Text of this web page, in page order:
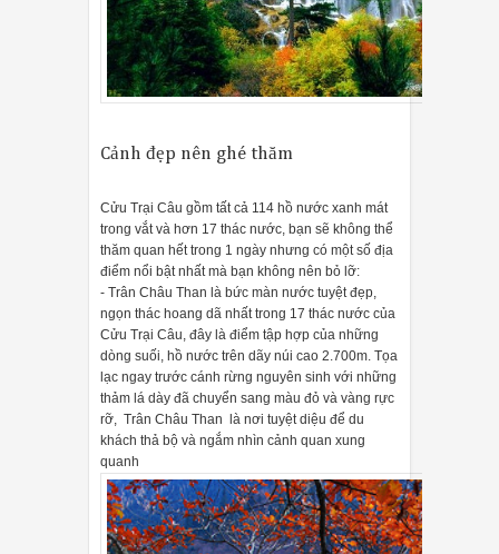
Cảnh đẹp nên ghé thăm
Cửu Trại Câu gồm tất cả 114 hồ nước xanh mát
trong vắt và hơn 17 thác nước, bạn sẽ không thể
thăm quan hết trong 1 ngày nhưng có một số địa
điểm nổi bật nhất mà bạn không nên bỏ lỡ:
- Trân Châu Than là bức màn nước tuyệt đẹp,
ngọn thác hoang dã nhất trong 17 thác nước của
Cửu Trại Câu, đây là điểm tập hợp của những
dòng suối, hồ nước trên dãy núi cao 2.700m. Tọa
lạc ngay trước cánh rừng nguyên sinh với những
thảm lá dày đã chuyển sang màu đỏ và vàng rực
rỡ, Trân Châu Than là nơi tuyệt diệu để du
khách thả bộ và ngắm nhìn cảnh quan xung
quanh